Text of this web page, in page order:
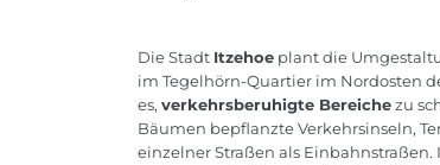
Die Stadt Itzehoe plant die
im Tegelhörn-Quartier im Nordosten
es, verkehrsberuhigte Bereichezu
Bäumen bepflanzte Verkehrsinseln,
einzelner Straßen als